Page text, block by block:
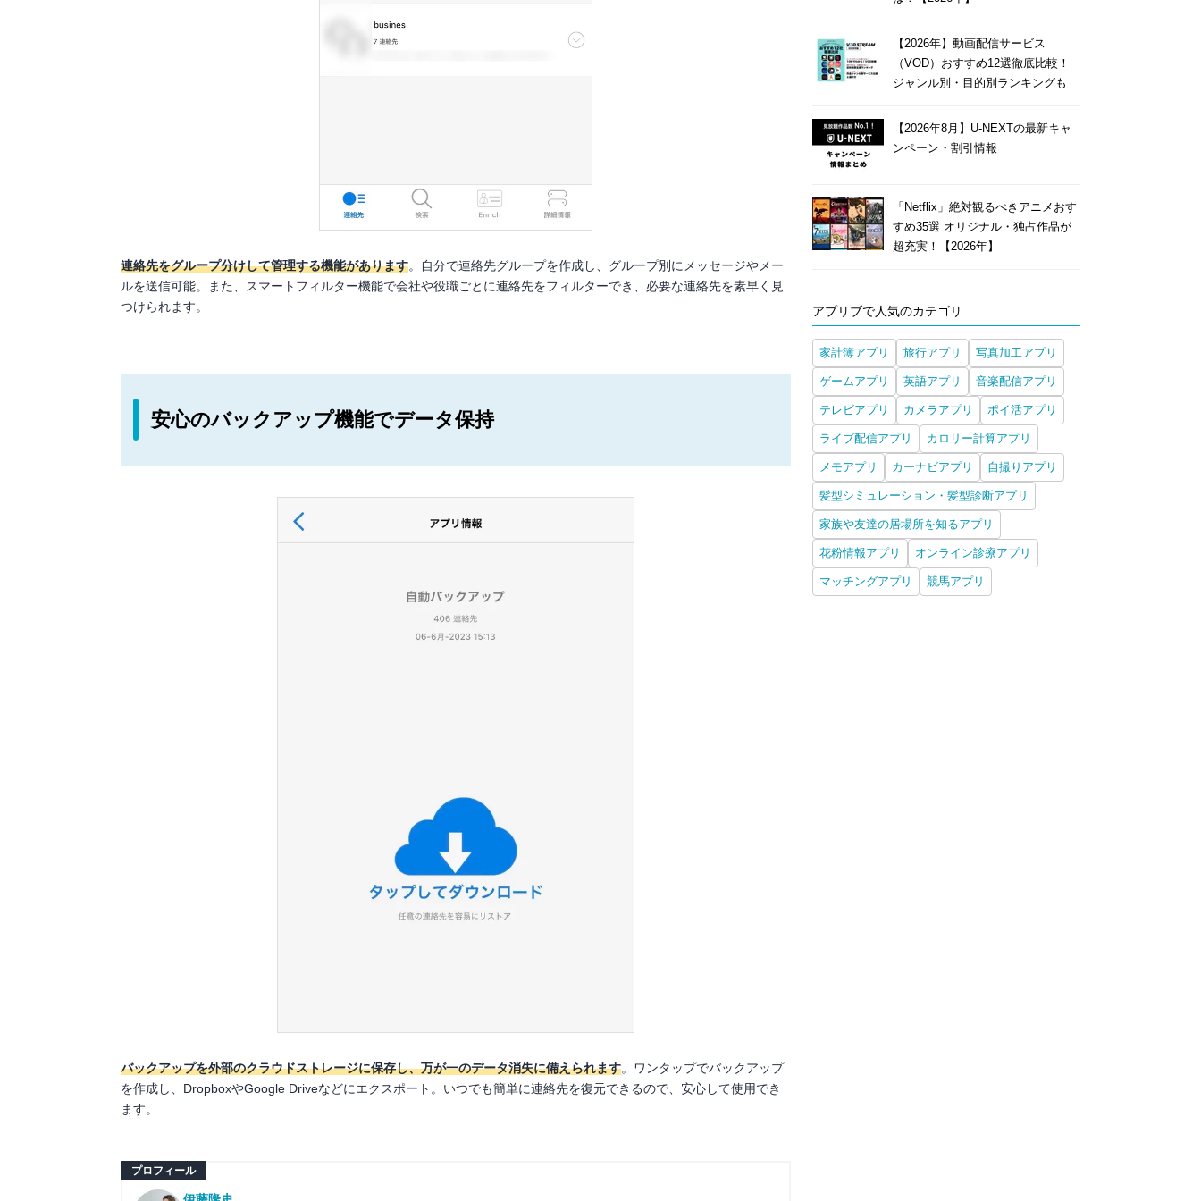
連絡先をグループ分けして管理する機能があります。自分で連絡先グループを作成し、グループ別にメッセージやメー
ルを送信可能。また、スマートフィルター機能で会社や役職ごとに連絡先をフィルターでき、必要な連絡先を素早く見
つけられます。
安心のバックアップ機能でデータ保持
バックアップを外部のクラウドストレージに保存し、万が一のデータ消失に備えられます。ワンタップでバックアップ
を作成し、DropboxやGoogle Driveなどにエクスポート。いつでも簡単に連絡先を復元できるので、安心して使用でき
ます。
プロフィール
【2026年】動画配信サービス
（VOD）おすすめ12選徹底比較！
ジャンル別・目的別ランキングも
【2026年8月】U-NEXTの最新キャ
ンペーン・割引情報
「Netflix」絶対観るべきアニメおす
すめ35選 オリジナル・独占作品が
超充実！【2026年】
アプリブで人気のカテゴリ
家計簿アプリ 旅行アプリ 写真加工アプリ
ゲームアプリ 英語アプリ 音楽配信アプリ
テレビアプリ カメラアプリ ポイ活アプリ
ライブ配信アプリ カロリー計算アプリ
メモアプリ カーナビアプリ 自撮りアプリ
髪型シミュレーション・髪型診断アプリ
家族や友達の居場所を知るアプリ
花粉情報アプリ オンライン診療アプリ
マッチングアプリ 競馬アプリ